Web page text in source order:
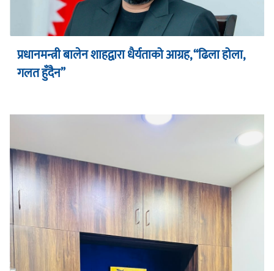
प्रधानमन्त्री बालेन शाहद्वारा धैर्यताको आग्रह, “ढिला होला,
गलत हुँदैन”